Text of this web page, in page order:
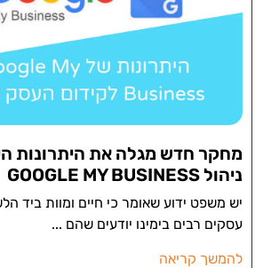
מחקר חדש מגלה את היתרונות
ניהול GOOGLE MY BUSINESS
יש משפט ידוע שאומר כי חיים ומוות ביד
עסקים רבים בימינו יודעים שהם
להמשך קריאה